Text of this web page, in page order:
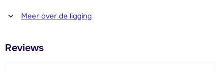
droger en Wi-Fi.
Afstand tot winkel(s)
1500 meter
Afstand tot restaurant of bar
1200 meter
Meer over de ligging
Reviews